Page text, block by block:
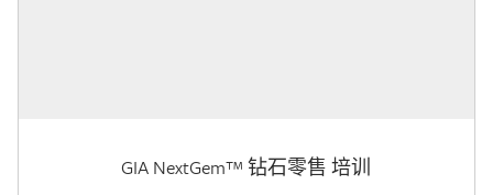
GIA NextGem™ 钻石零售 培训